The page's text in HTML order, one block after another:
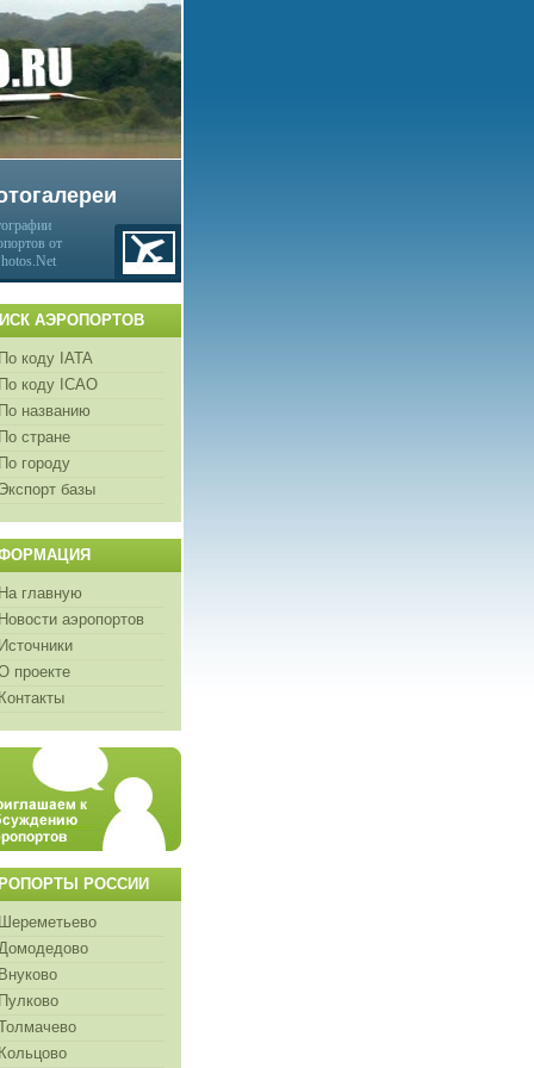
от
АЭРОПОРТОВ
По коду IATA
По коду ICAO
По названию
По стране
По городу
Экспорт базы
На главную
Новости аэропортов
Источники
проекте
Контакты
РОССИИ
Шереметьево
Внуково
Пулково
Кольцово